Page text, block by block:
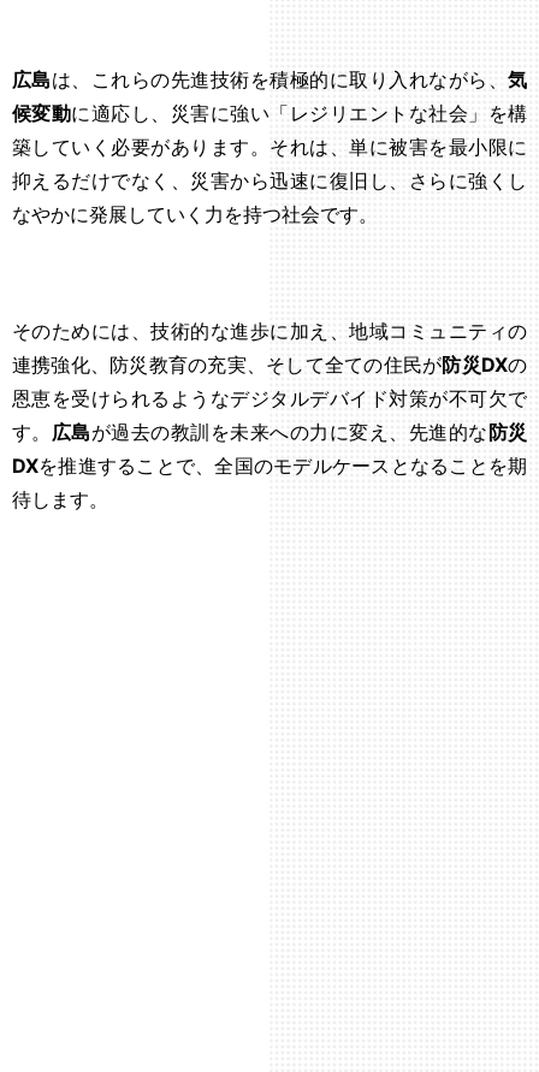
広島は、これらの先進技術を積極的に取り入れながら、気
候変動に適応し、災害に強い「レジリエントな社会」を構
築していく必要があります。それは、単に被害を最小限に
抑えるだけでなく、災害から迅速に復旧し、さらに強くし
なやかに発展していく力を持つ社会です。
そのためには、技術的な進歩に加え、地域コミュニティの
連携強化、防災教育の充実、そして全ての住民が防災DXの
恩恵を受けられるようなデジタルデバイド対策が不可欠で
す。 広島が過去の教訓を未来への力に変え、先進的な防災
DXを推進することで、全国のモデルケースとなることを期
待します。